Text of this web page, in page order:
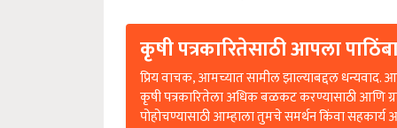
कृषी पत्रकारितेसाठी आपला
प्रिय वाचक, आमच्यात सामील झाल्याबद्दल धन्यवाद.
कृषी पत्रकारितेला अधिक बळकट करण्यासाठी आणि
पोहोचण्यासाठी आम्हाला तुमचे समर्थन किंवा